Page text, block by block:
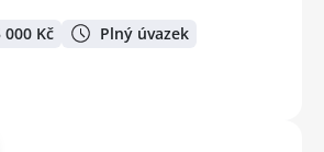
000 Kč Plný úvazek